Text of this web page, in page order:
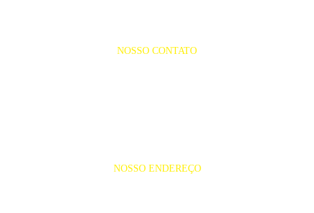
NOSSO CONTATO
NOSSO ENDEREÇO